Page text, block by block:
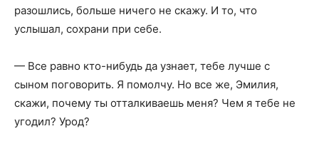
разошлись, больше ничего не скажу. И то, что
услышал, сохрани при себе.
— Все равно кто-нибудь да узнает, тебе лучше с
сыном поговорить. Я помолчу. Но все же, Эмилия,
скажи, почему ты отталкиваешь меня? Чем я тебе не
угодил? Урод?